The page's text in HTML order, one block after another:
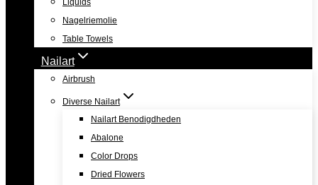
Liquids
Nagelriemolie
Table Towels
Nailart
Airbrush
Diverse Nailart
Nailart Benodigdheden
Abalone
Color Drops
Dried Flowers